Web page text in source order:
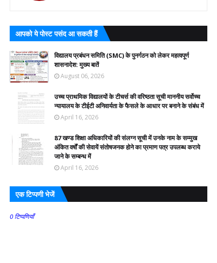
आपको ये पोस्ट पसंद आ सकती हैं
विद्यालय प्रबंधन समिति (SMC) के पुनर्गठन को लेकर महत्वपूर्ण
शासनादेश: मुख्य बातें
August 06, 2026
उच्च प्राथमिक विद्यालयों के टीचर्स की वरिष्ठता सूची माननीय सर्वोच्च
न्यायालय के टीईटी अनिवार्यता के फैसले के आधार पर बनाने के संबंध में
April 16, 2026
87 खण्ड शिक्षा अधिकारियों की संलग्न सूची में उनके नाम के सम्मुख
अंकित वर्षों की सेवायें संतोषजनक होने का प्रमाण पत्र उपलब्ध कराये
जाने के सम्बन्ध में
April 16, 2026
एक टिप्पणी भेजें
0 टिप्पणियाँ